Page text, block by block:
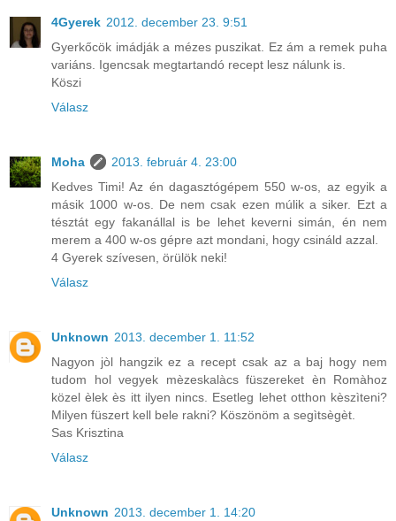
4Gyerek 2012. december 23. 9:51
Gyerkőcök imádják a mézes puszikat. Ez ám a remek puha
variáns. Igencsak megtartandó recept lesz nálunk is.
Köszi
Válasz
Moha
2013. február 4. 23:00
Kedves Timi! Az én dagasztógépem 550 w-os, az egyik a
másik 1000 w-os. De nem csak ezen múlik a siker. Ezt a
tésztát egy fakanállal is be lehet keverni simán, én nem
merem a 400 w-os gépre azt mondani, hogy csináld azzal.
4 Gyerek szívesen, örülök neki!
Válasz
Unknown 2013. december 1. 11:52
Nagyon jòl hangzik ez a recept csak az a baj hogy nem
tudom hol vegyek mèzeskalàcs füszereket èn Romàhoz
közel èlek ès itt ilyen nincs. Esetleg lehet otthon kèszìteni?
Milyen füszert kell bele rakni? Köszönöm a segìtsègèt.
Sas Krisztina
Válasz
Unknown 2013. december 1. 14:20